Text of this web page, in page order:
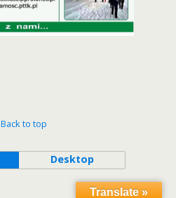
Back to top
Desktop
Translate »